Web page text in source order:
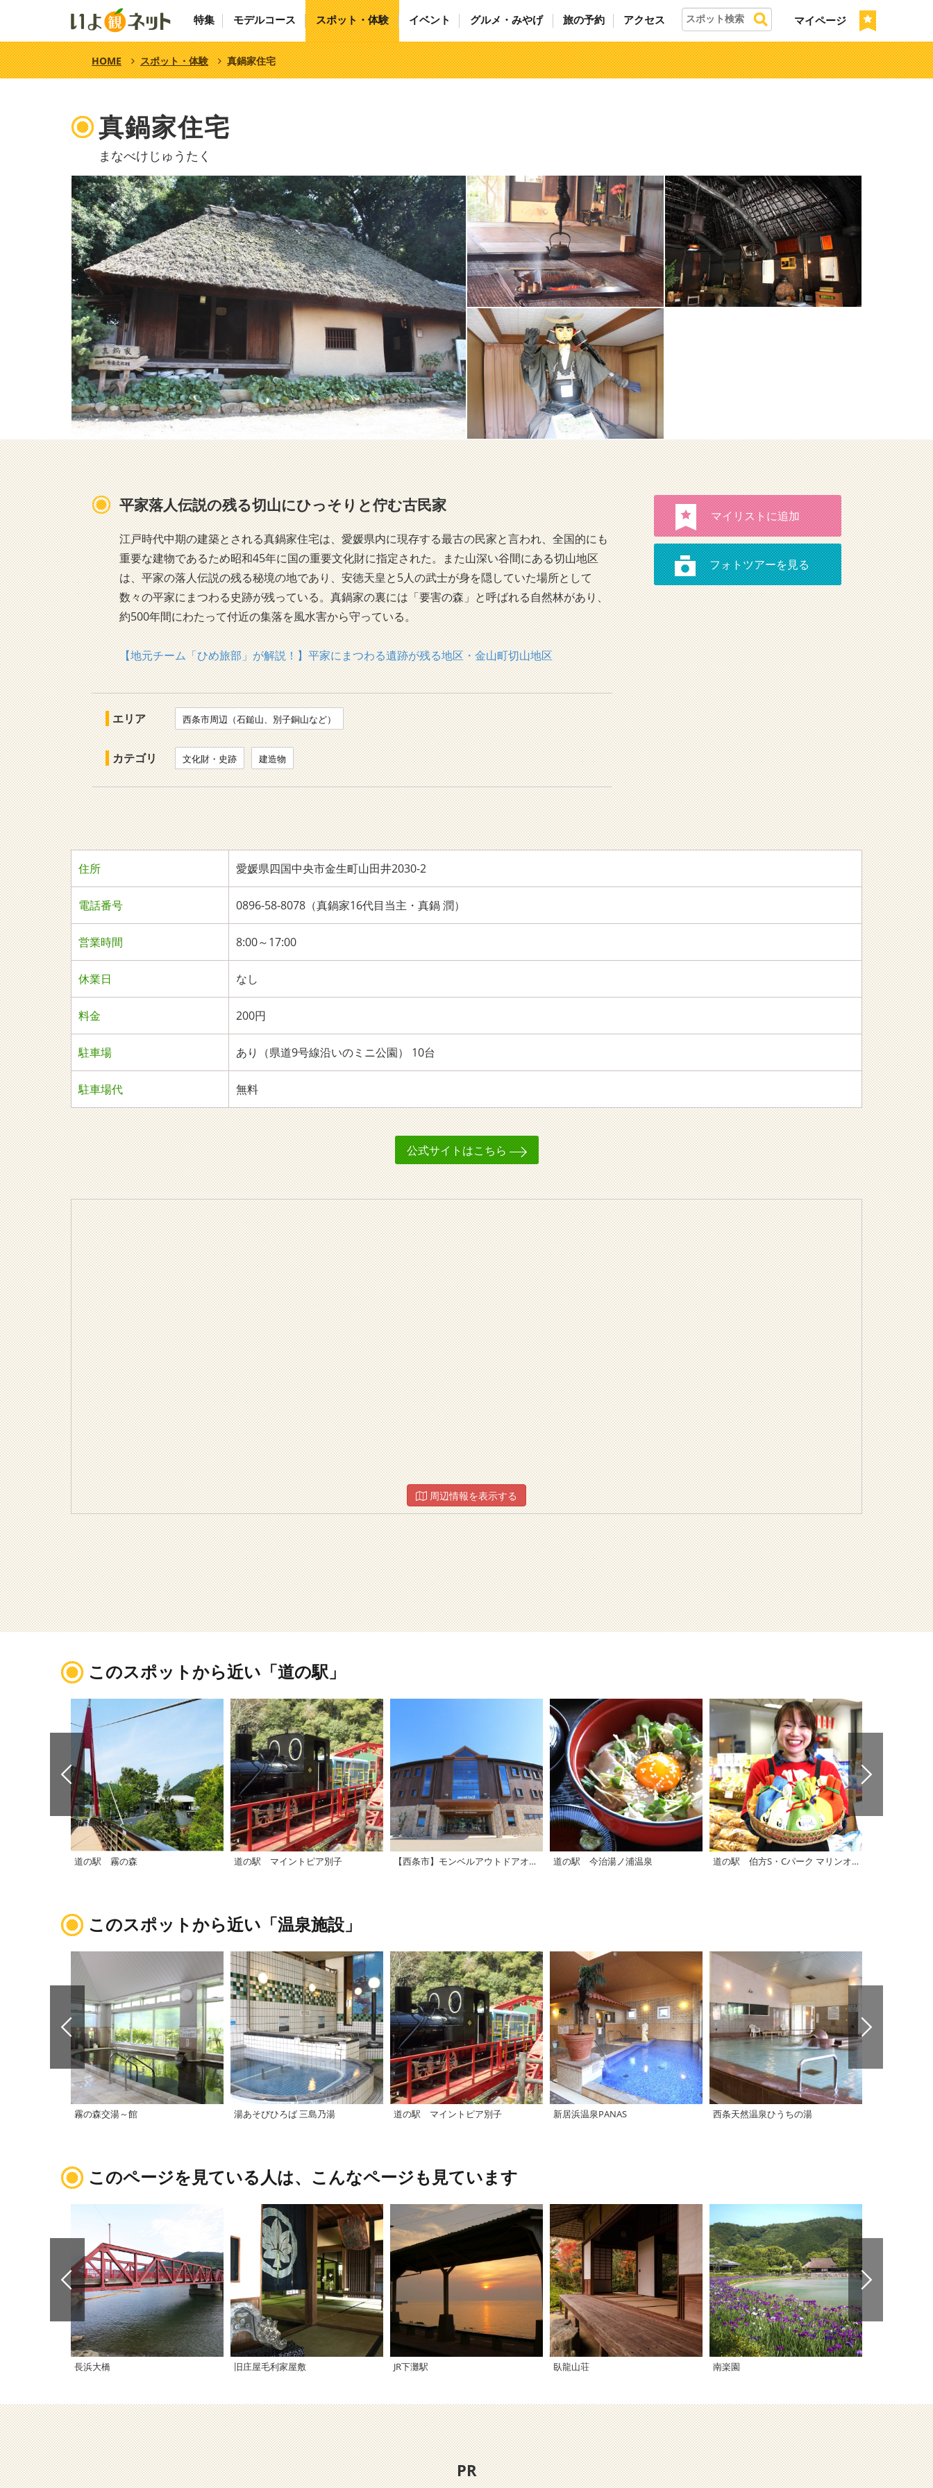
マイページ
特集 モデルコース スポット・体験 イベント グルメ・みやげ 旅の予約 アクセス
HOME スポット・体験 真鍋家住宅
真鍋家住宅
まなべけじゅうたく
平家落人伝説の残る切山にひっそりと佇む古民家
江戸時代中期の建築とされる真鍋家住宅は、愛媛県内に現存する最古の民家と言われ、全国的にも
重要な建物であるため昭和45年に国の重要文化財に指定された。また山深い谷間にある切山地区
は、平家の落人伝説の残る秘境の地であり、安徳天皇と5人の武士が身を隠していた場所として
数々の平家にまつわる史跡が残っている。真鍋家の裏には「要害の森」と呼ばれる自然林があり、
約500年間にわたって付近の集落を風水害から守っている。
【地元チーム「ひめ旅部」が解説！】平家にまつわる遺跡が残る地区・金山町切山地区
エリア 西条市周辺（石鎚山、別子銅山など）
カテゴリ 文化財・史跡 建造物
住所 愛媛県四国中央市金生町山田井2030-2
電話番号 0896-58-8078（真鍋家16代目当主・真鍋 潤）
営業時間 8:00～17:00
休業日 なし
料金 200円
駐車場 あり（県道9号線沿いのミニ公園） 10台
駐車場代 無料
公式サイトはこちら
周辺情報を表示する
このスポットから近い「道の駅」
道の駅 霧の森 道の駅 マイントピア別子 【西条市】モンベルアウトドアオアシス石鎚 道の駅 今治湯ノ浦温泉 道の駅 伯方S・Cパーク マリンオアシスはかた
このスポットから近い「温泉施設」
霧の森交湯～館 湯あそびひろば 三島乃湯 道の駅 マイントピア別子 新居浜温泉PANAS 西条天然温泉ひうちの湯
このページを見ている人は、こんなページも見ています
長浜大橋 旧庄屋毛利家屋敷 JR下灘駅 臥龍山荘 南楽園
PR